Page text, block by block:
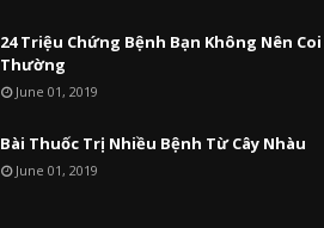
24 Triệu Chứng Bệnh Bạn Không Nên Coi
Thường
June 01, 2019
Bài Thuốc Trị Nhiều Bệnh Từ Cây Nhàu
June 01, 2019